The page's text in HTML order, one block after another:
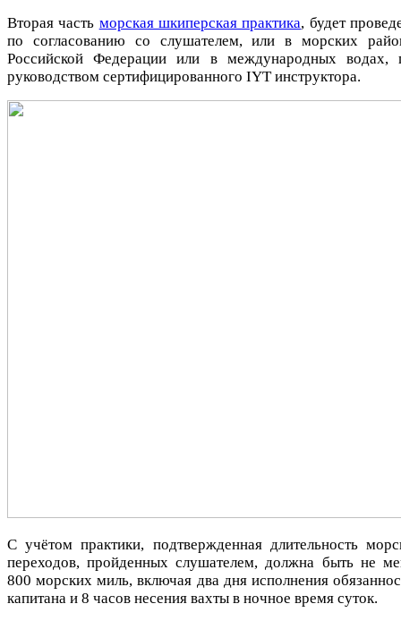
Вторая часть морская шкиперская практика, будет
по согласованию со слушателем, или в морских
Российской Федерации или в международных водах,
руководством сертифицированного IYT инструктора.
С учётом практики, подтвержденная длительность
переходов, пройденных слушателем, должна быть не
800 морских миль, включая два дня исполнения
капитана и 8 часов несения вахты в ночное время суток.